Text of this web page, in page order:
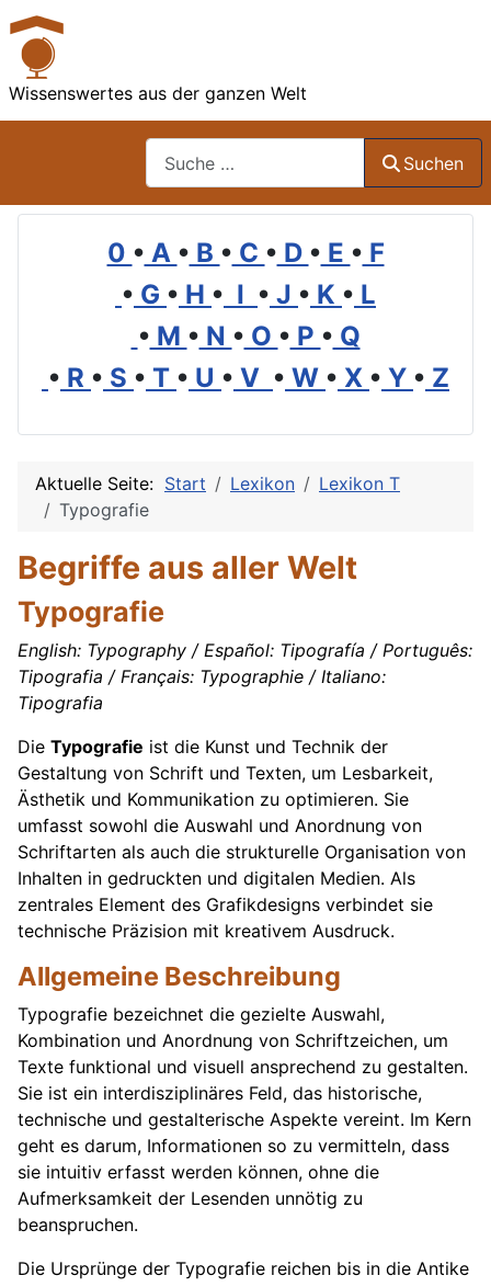
Wissenswertes aus der ganzen Welt
Suchen
0 • A • B • C • D • E • F
• G • H • I • J • K • L
• M • N • O • P • Q
• R • S • T • U • V • W • X • Y • Z
Aktuelle Seite: Start Lexikon
Lexikon T
Typografie
Begriffe aus aller Welt
Typografie
English: Typography / Español: Tipografía / Português:
Tipografia / Français: Typographie / Italiano:
Tipografia
Die Typografie ist die Kunst und Technik der
Gestaltung von Schrift und Texten, um Lesbarkeit,
Ästhetik und Kommunikation zu optimieren. Sie
umfasst sowohl die Auswahl und Anordnung von
Schriftarten als auch die strukturelle Organisation von
Inhalten in gedruckten und digitalen Medien. Als
zentrales Element des Grafikdesigns verbindet sie
technische Präzision mit kreativem Ausdruck.
Allgemeine Beschreibung
Typografie bezeichnet die gezielte Auswahl,
Kombination und Anordnung von Schriftzeichen, um
Texte funktional und visuell ansprechend zu gestalten.
Sie ist ein interdisziplinäres Feld, das historische,
technische und gestalterische Aspekte vereint. Im Kern
geht es darum, Informationen so zu vermitteln, dass
sie intuitiv erfasst werden können, ohne die
Aufmerksamkeit der Lesenden unnötig zu
beanspruchen.
Die Ursprünge der Typografie reichen bis in die Antike